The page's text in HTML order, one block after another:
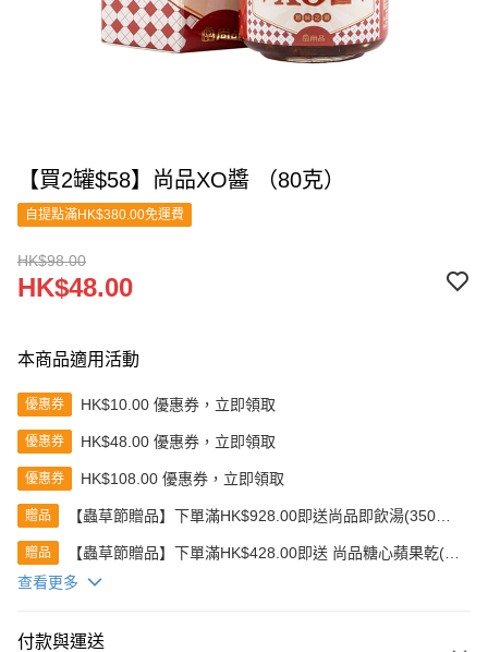
【買2罐$58】尚品XO醬 （80克）
自提點滿HK$380.00免運費
HK$98.00
HK$48.00
本商品適用活動
優惠券 HK$10.00 優惠券，立即領取
優惠券 HK$48.00 優惠券，立即領取
優惠券 HK$108.00 優惠券，立即領取
贈品
【蟲草節贈品】下單滿HK$928.00即送尚品即飲湯(350克)
贈品
【蟲草節贈品】下單滿HK$428.00即送 尚品糖心蘋果乾(80
克)
查看更多
付款與運送